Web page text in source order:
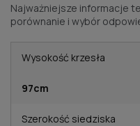
Najważniejsze informacje
porównanie i wybór
Wysokość krzesła
97cm
Szerokość siedziska